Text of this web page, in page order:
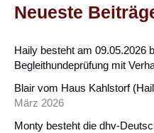
Neueste
Haily besteht am 09.05.2026
Begleithundeprüfung mit
Blair vom Haus Kahlstorf
März 2026
Monty besteht die dhv-